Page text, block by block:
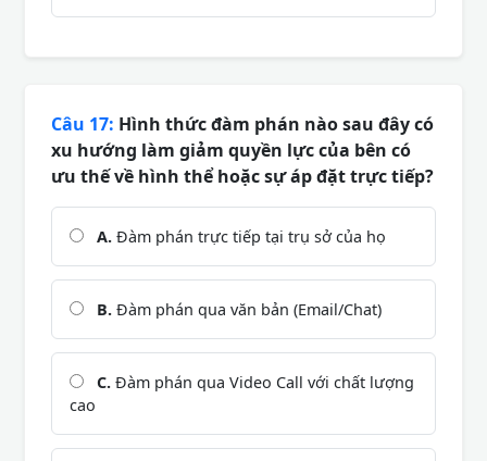
Câu 17: Hình thức đàm phán nào sau đây có
xu hướng làm giảm quyền lực của bên có
ưu thế về hình thể hoặc sự áp đặt trực tiếp?
A. Đàm phán trực tiếp tại trụ sở của họ
B. Đàm phán qua văn bản (Email/Chat)
C. Đàm phán qua Video Call với chất lượng
cao